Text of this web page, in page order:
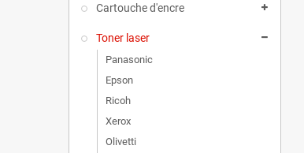
Cartouche d'encre
Toner laser
Panasonic
Epson
Ricoh
Xerox
Olivetti